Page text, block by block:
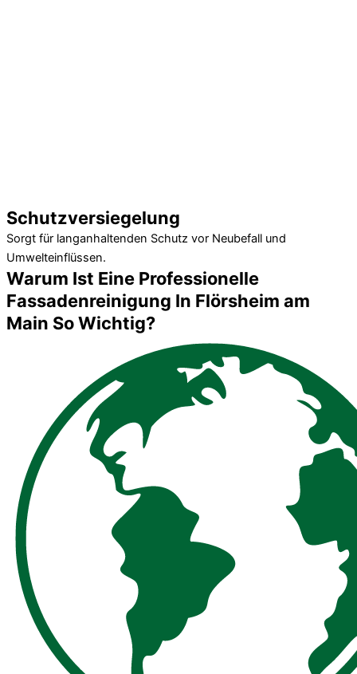
Schutzversiegelung
Sorgt für langanhaltenden Schutz vor Neubefall und
Umwelteinflüssen.
Warum Ist Eine Professionelle
Fassadenreinigung In Flörsheim am
Main So Wichtig?